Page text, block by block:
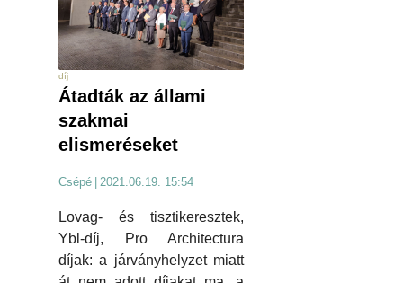
díj
Átadták az állami
szakmai
elismeréseket
Csépé | 2021.06.19. 15:54
Lovag- és tisztikeresztek,
Ybl-díj, Pro Architectura
díjak: a járványhelyzet miatt